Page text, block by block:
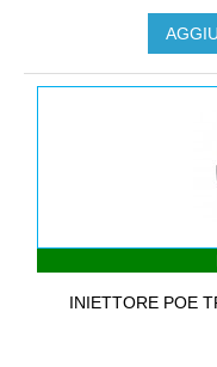
INIETTORE POE